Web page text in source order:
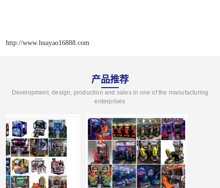
http://www.huayao16888.com
产品推荐
Development, design, production and sales in one of the manufacturing
enterprises